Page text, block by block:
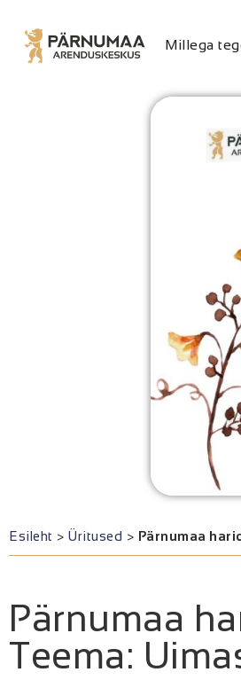
Millega
Esileht > Üritused > Pärnumaa
Pärnumaa
Teema: